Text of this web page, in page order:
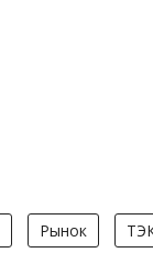
Рынок